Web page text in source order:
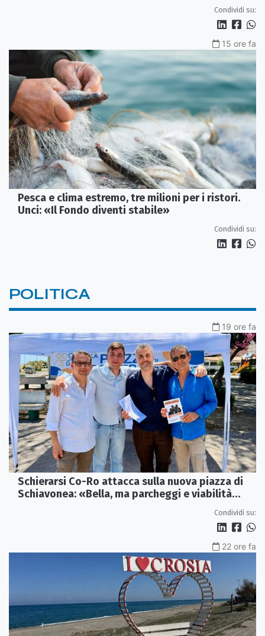
Condividi su:
15 ore fa
Pesca e clima estremo, tre milioni per i ristori.
Unci: «Il Fondo diventi stabile»
Condividi su:
POLITICA
19 ore fa
Schierarsi Co-Ro attacca sulla nuova piazza di
Schiavonea: «Bella, ma parcheggi e viabilità
Condividi su:
22 ore fa